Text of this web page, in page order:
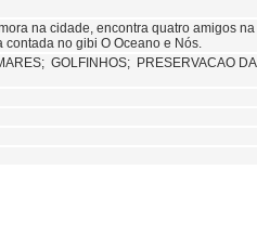
na cidade, encontra quatro amigos na
no gibi O Oceano e Nós.
GOLFINHOS; PRESERVACAO DA